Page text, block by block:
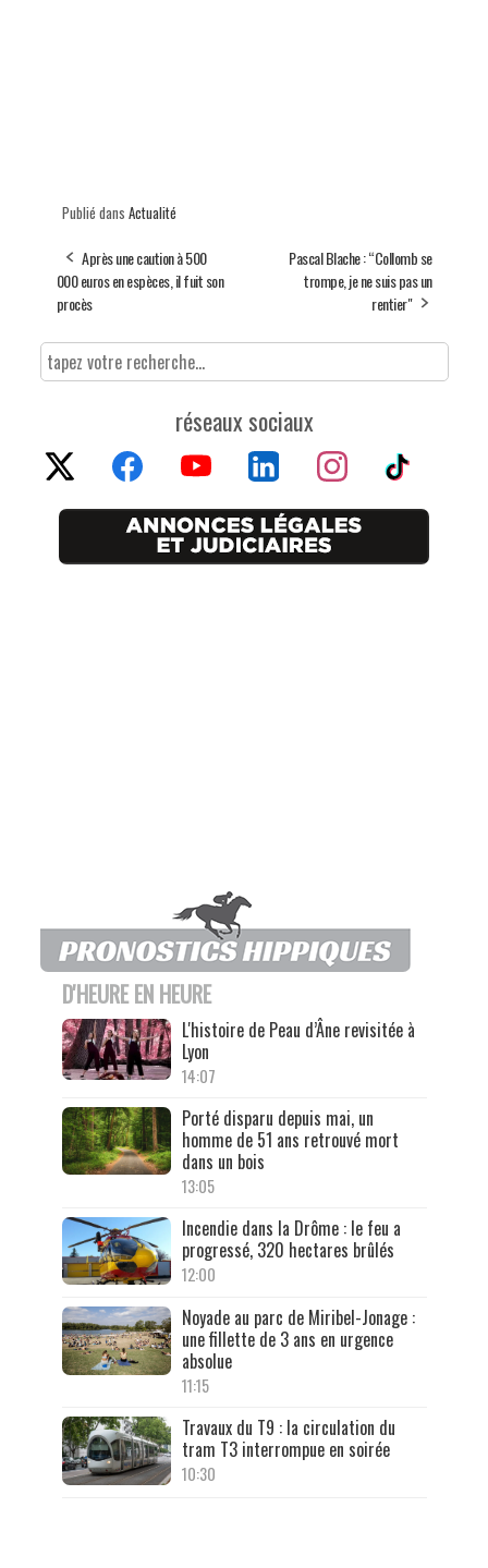
Publié dans Actualité
Après une caution à 500
000 euros en espèces, il fuit son
procès
Pascal Blache : “Collomb se
trompe, je ne suis pas un
rentier"
réseaux sociaux
D'HEURE EN HEURE
L'histoire de Peau d’Âne revisitée à
Lyon
14:07
Porté disparu depuis mai, un
homme de 51 ans retrouvé mort
dans un bois
13:05
Incendie dans la Drôme : le feu a
progressé, 320 hectares brûlés
12:00
Noyade au parc de Miribel-Jonage :
une fillette de 3 ans en urgence
absolue
11:15
Travaux du T9 : la circulation du
tram T3 interrompue en soirée
10:30